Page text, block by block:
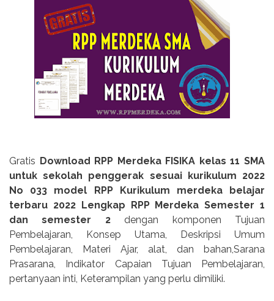
Gratis Download RPP Merdeka FISIKA kelas 11 SMA
untuk sekolah penggerak sesuai kurikulum 2022
No 033 model RPP Kurikulum merdeka belajar
terbaru 2022 Lengkap RPP Merdeka Semester 1
dan semester 2dengan komponen Tujuan
Pembelajaran, Konsep Utama, Deskripsi Umum
Pembelajaran, Materi Ajar, alat, dan bahan,Sarana
Prasarana, Indikator Capaian Tujuan Pembelajaran,
pertanyaan inti, Keterampilan yang perlu dimiliki.